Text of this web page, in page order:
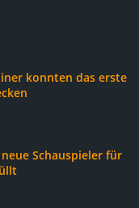
konnten das erste
Schauspieler für